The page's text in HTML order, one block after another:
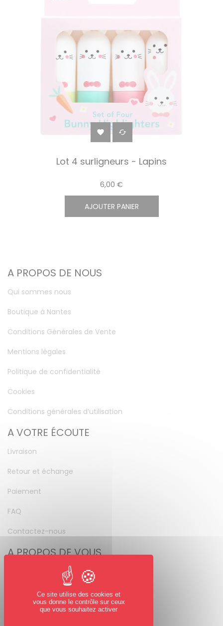
 
Lot 4 surligneurs - Lapins
6,00 €
AJOUTER PANIER
A PROPOS DE NOUS
Qui sommes nous
Boutique à Nantes
Conditions Générales de Vente
Mentions légales
Politique de confidentialité
Cookies
Conditions générales d’utilisation
A VOTRE ÉCOUTE
Livraison
Retour et échange
Paiement
FAQ
Contactez-nous
A PROPOS DE VOUS
Mot de passe perdu
NOUS SUIVRE
Ce site utilise des cookies et
vous donne le contrôle sur ceux
que vous souhaitez activer